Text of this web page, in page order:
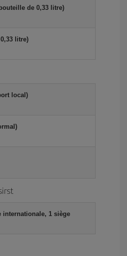
de 0,33 litre)
litre)
local)
internationale, 1 siège